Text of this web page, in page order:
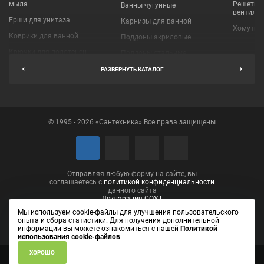
мыла
Ерши для унитаза
Коврики для ванной
Мыльницы
Полотенцедержатели
Сушилки для белья
Ванны чугунные
Карнизы для ванной
Поддоны акриловые
Пробки для ванн
Решетки
Хомуты
РАЗВЕРНУТЬ КАТАЛОГ
© 1995 - 2026 «Сантехника» Все права защищены
Отправляя любую форму на сайте, вы
соглашаетесь с политикой конфиденциальности
данного сайта
Декларация СОУТ
ИП Лаптева Елена Вениаминовна ОГРН 304434531001090
Мы используем cookie-файлы для улучшения пользовательского
опыта и сбора статистики. Для получения дополнительной
информации вы можете ознакомиться с нашей Политикой
использования cookie-файлов .
ХОРОШО